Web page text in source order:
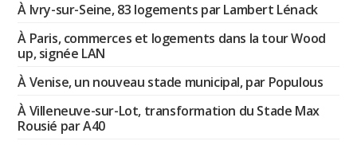
À Ivry-sur-Seine, 83 logements par Lambert Lénack
À Paris, commerces et logements dans la tour Wood
up, signée LAN
À Venise, un nouveau stade municipal, par Populous
À Villeneuve-sur-Lot, transformation du Stade Max
Rousié par A40